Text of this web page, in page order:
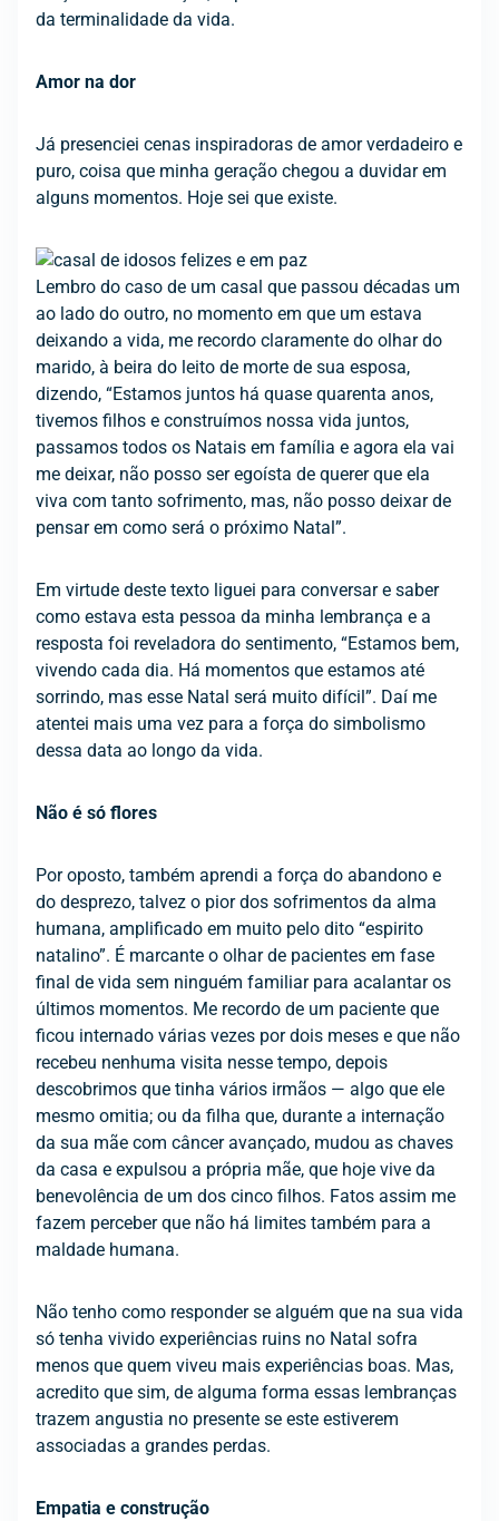
da terminalidade da vida.
Amor na dor
Já presenciei cenas inspiradoras de amor verdadeiro e
puro, coisa que minha geração chegou a duvidar em
alguns momentos. Hoje sei que existe.
Lembro do caso de um casal que passou décadas um
ao lado do outro, no momento em que um estava
deixando a vida, me recordo claramente do olhar do
marido, à beira do leito de morte de sua esposa,
dizendo, “Estamos juntos há quase quarenta anos,
tivemos filhos e construímos nossa vida juntos,
passamos todos os Natais em família e agora ela vai
me deixar, não posso ser egoísta de querer que ela
viva com tanto sofrimento, mas, não posso deixar de
pensar em como será o próximo Natal”.
Em virtude deste texto liguei para conversar e saber
como estava esta pessoa da minha lembrança e a
resposta foi reveladora do sentimento, “Estamos bem,
vivendo cada dia. Há momentos que estamos até
sorrindo, mas esse Natal será muito difícil”. Daí me
atentei mais uma vez para a força do simbolismo
dessa data ao longo da vida.
Não é só flores
Por oposto, também aprendi a força do abandono e
do desprezo, talvez o pior dos sofrimentos da alma
humana, amplificado em muito pelo dito “espirito
natalino”. É marcante o olhar de pacientes em fase
final de vida sem ninguém familiar para acalantar os
últimos momentos. Me recordo de um paciente que
ficou internado várias vezes por dois meses e que não
recebeu nenhuma visita nesse tempo, depois
descobrimos que tinha vários irmãos — algo que ele
mesmo omitia; ou da filha que, durante a internação
da sua mãe com câncer avançado, mudou as chaves
da casa e expulsou a própria mãe, que hoje vive da
benevolência de um dos cinco filhos. Fatos assim me
fazem perceber que não há limites também para a
maldade humana.
Não tenho como responder se alguém que na sua vida
só tenha vivido experiências ruins no Natal sofra
menos que quem viveu mais experiências boas. Mas,
acredito que sim, de alguma forma essas lembranças
trazem angustia no presente se este estiverem
associadas a grandes perdas.
Empatia e construção